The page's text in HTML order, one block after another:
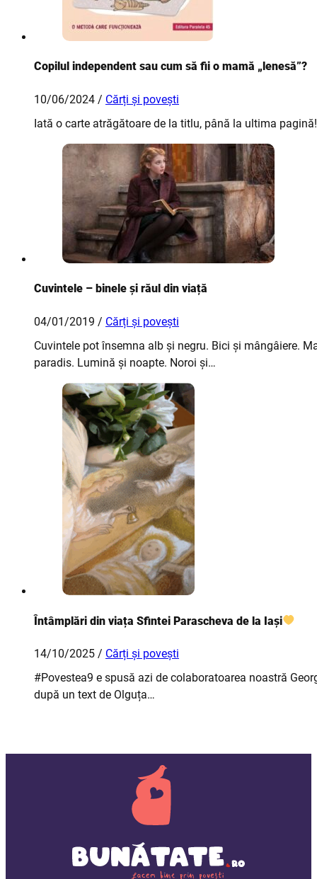
Copilul independent sau cum să fii o mamă „lenesă”?
10/06/2024 / Cărți și povești
Iată o carte atrăgătoare de la titlu, până la ultima
Cuvintele – binele și răul din viață
04/01/2019 / Cărți și povești
Cuvintele pot însemna alb și negru. Bici și mângâiere.
paradis. Lumină și noapte. Noroi și…
Întâmplări din viața Sfintei Parascheva de la Iași
14/10/2025 / Cărți și povești
#Povestea9 e spusă azi de colaboratoarea noastră
după un text de Olguța…